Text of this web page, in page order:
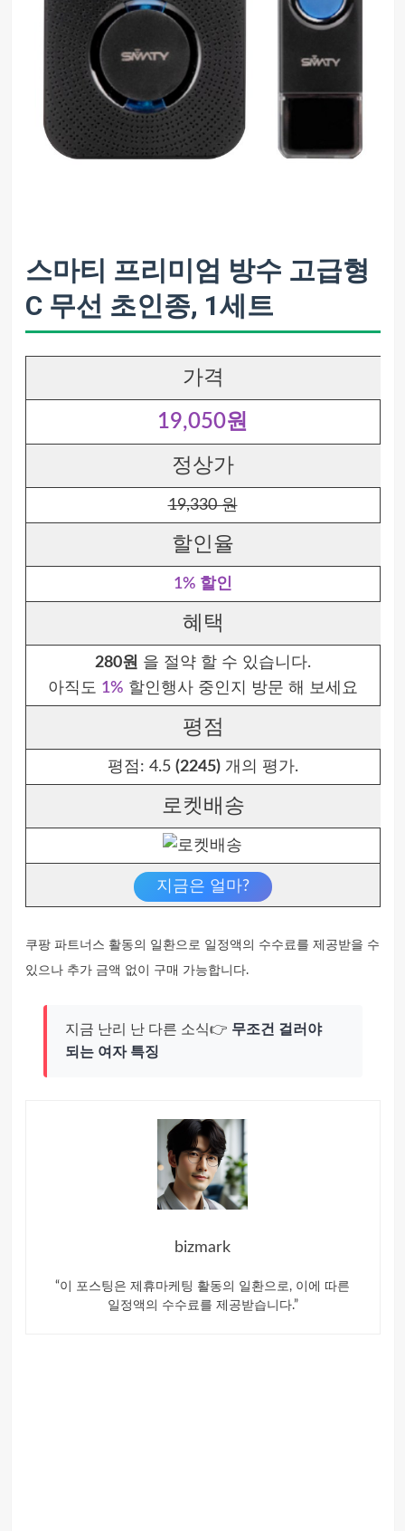
스마티 프리미엄 방수 고급형
C 무선 초인종, 1세트
가격
19,050원
정상가
19,330 원
할인율
1% 할인
혜택
280원 을 절약 할 수 있습니다.
아직도 1% 할인행사 중인지 방문 해 보세요
평점
평점: 4.5 (2245)개의 평가.
로켓배송
지금은 얼마?
쿠팡 파트너스 활동의 일환으로 일정액의 수수료를 제공받을 수
있으나 추가 금액 없이 구매 가능합니다.
지금 난리 난 다른 소식👉 무조건 걸러야
되는 여자 특징
bizmark
“이 포스팅은 제휴마케팅 활동의 일환으로, 이에 따른
일정액의 수수료를 제공받습니다.”